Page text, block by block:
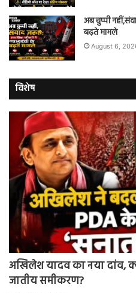
अब चुप्पी
बढ़ते मामले
August 6,
विशेष
अखिलेश यादव का नया दांव,
जातीय समीकरण?